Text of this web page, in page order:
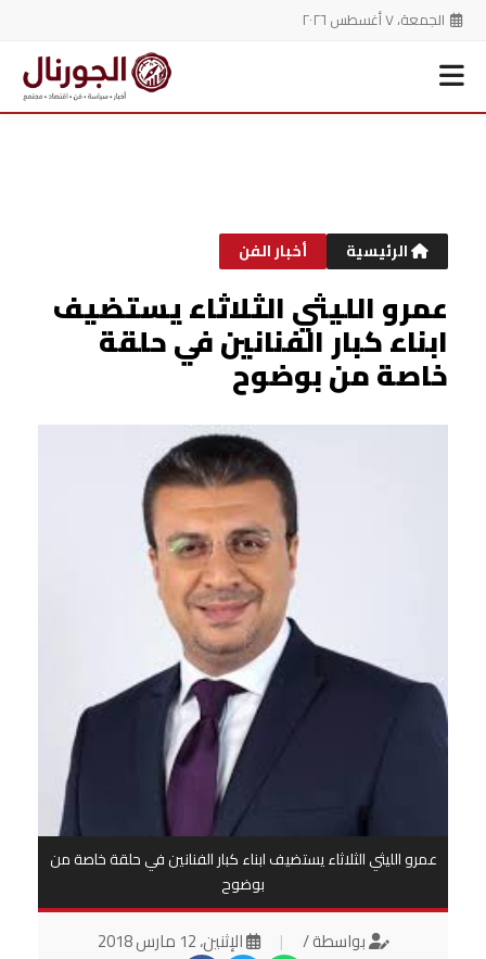
الجمعة، ٧ أغسطس ٢٠٢٦
الرئيسية أخبار الفن
عمرو الليثي الثلاثاء يستضيف
ابناء كبار الفنانين في حلقة
خاصة من بوضوح
عمرو الليثي الثلاثاء يستضيف ابناء كبار الفنانين في حلقة خاصة من
بوضوح
بواسطة / | الإثنين، 12 مارس 2018